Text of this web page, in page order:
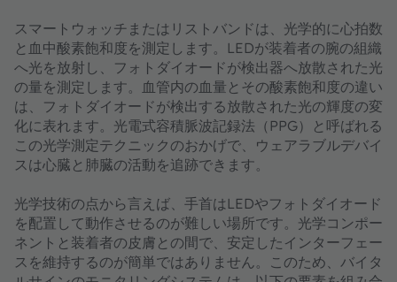
スマートウォッチまたはリストバンドは、光学的に心拍数
と血中酸素飽和度を測定します。LEDが装着者の腕の組織
へ光を放射し、フォトダイオードが検出器へ放散された光
の量を測定します。血管内の血量とその酸素飽和度の違い
は、フォトダイオードが検出する放散された光の輝度の変
化に表れます。光電式容積脈波記録法（PPG）と呼ばれる
この光学測定テクニックのおかげで、ウェアラブルデバイ
スは心臓と肺臓の活動を追跡できます。
光学技術の点から言えば、手首はLEDやフォトダイオード
を配置して動作させるのが難しい場所です。光学コンポー
ネントと装着者の皮膚との間で、安定したインターフェー
スを維持するのが簡単ではありません。このため、バイタ